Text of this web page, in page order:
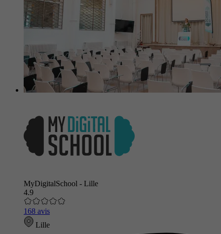
MyDigitalSchool - Lille
4.9
168 avis
Lille